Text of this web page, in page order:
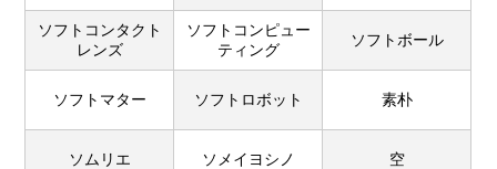
ソフトコンタクト
レンズ
ソフトコンピュー
ティング
ソフトボール
ソフトマター ソフトロボット 素朴
ソムリエ ソメイヨシノ 空